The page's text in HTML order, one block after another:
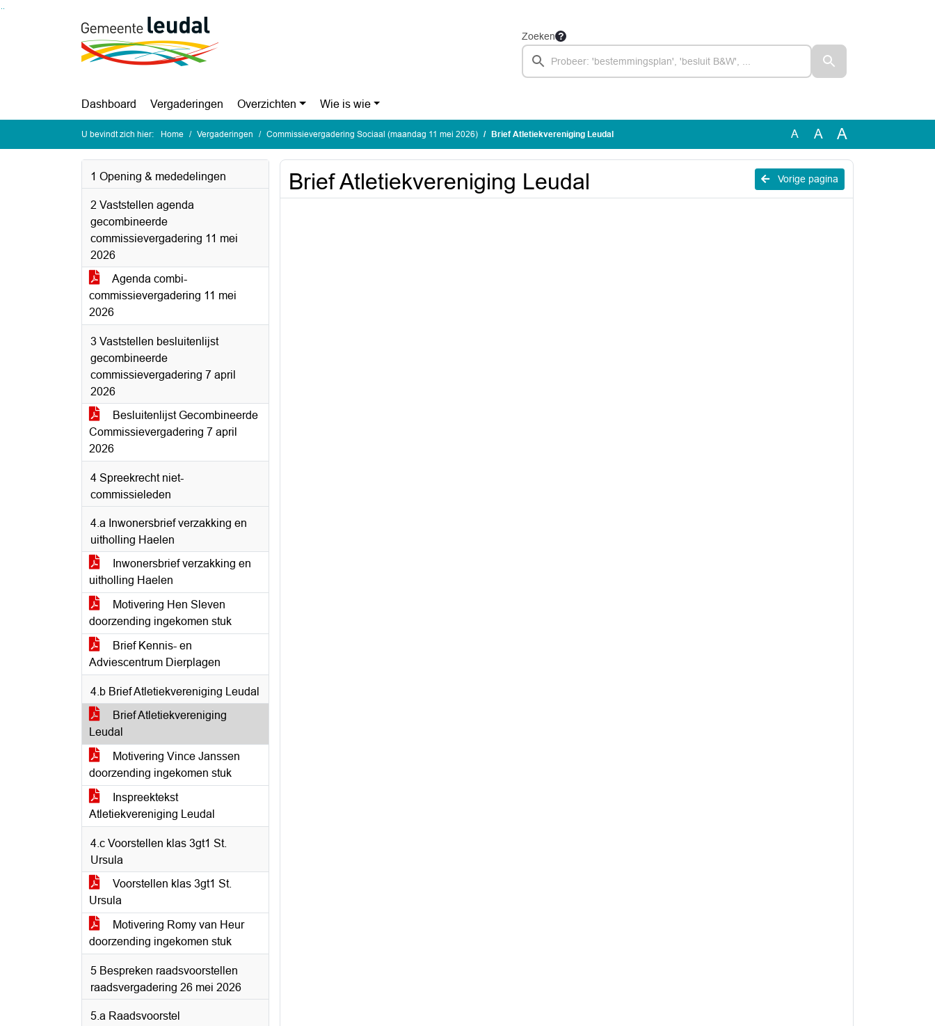
Ga naar de inhoud van deze pagina
Zoeken
Dashboard Vergaderingen Overzichten Wie is wie
U bevindt zich hier: Home Vergaderingen Commissievergadering Sociaal (maandag 11 mei 2026) Brief Atletiekvereniging Leudal A A A
1 Opening & mededelingen
2 Vaststellen agenda
gecombineerde
commissievergadering 11 mei
2026
Agenda combi-
commissievergadering 11 mei
2026
3 Vaststellen besluitenlijst
gecombineerde
commissievergadering 7 april
2026
Besluitenlijst Gecombineerde
Commissievergadering 7 april
2026
4 Spreekrecht niet-
commissieleden
4.a Inwonersbrief verzakking en
uitholling Haelen
Inwonersbrief verzakking en
uitholling Haelen
Motivering Hen Sleven
doorzending ingekomen stuk
Brief Kennis- en
Adviescentrum Dierplagen
4.b Brief Atletiekvereniging Leudal
Brief Atletiekvereniging
Leudal
Motivering Vince Janssen
doorzending ingekomen stuk
Inspreektekst
Atletiekvereniging Leudal
4.c Voorstellen klas 3gt1 St.
Ursula
Voorstellen klas 3gt1 St.
Ursula
Motivering Romy van Heur
doorzending ingekomen stuk
5 Bespreken raadsvoorstellen
raadsvergadering 26 mei 2026
5.a Raadsvoorstel
Vorige pagina
Brief Atletiekvereniging Leudal